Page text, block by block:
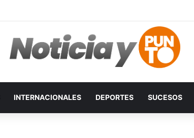
INTERNACIONALES DEPORTES SUCESOS